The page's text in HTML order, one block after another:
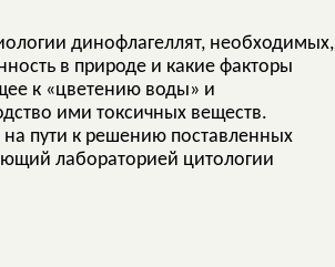
динофлагеллят, необходимых,
в природе и какие факторы
к «цветению воды» и
ими токсичных веществ.
пути к решению поставленных
лабораторией цитологии